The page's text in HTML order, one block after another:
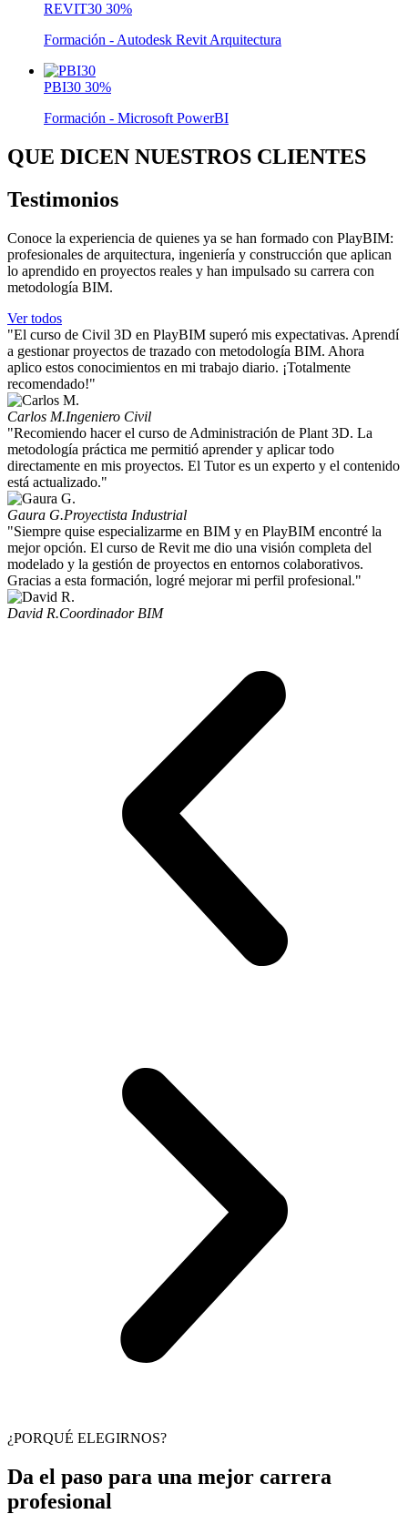
REVIT30 30%
Formación - Autodesk Revit Arquitectura
PBI30 30%
Formación - Microsoft PowerBI
QUE DICEN NUESTROS CLIENTES
Testimonios
Conoce la experiencia de quienes ya se han formado con PlayBIM:
profesionales de arquitectura, ingeniería y construcción que aplican
lo aprendido en proyectos reales y han impulsado su carrera con
metodología BIM.
Ver todos
"El curso de Civil 3D en PlayBIM superó mis expectativas. Aprendí
a gestionar proyectos de trazado con metodología BIM. Ahora
aplico estos conocimientos en mi trabajo diario. ¡Totalmente
recomendado!"
Carlos M.Ingeniero Civil
"Recomiendo hacer el curso de Administración de Plant 3D. La
metodología práctica me permitió aprender y aplicar todo
directamente en mis proyectos. El Tutor es un experto y el contenido
está actualizado."
Gaura G.Proyectista Industrial
"Siempre quise especializarme en BIM y en PlayBIM encontré la
mejor opción. El curso de Revit me dio una visión completa del
modelado y la gestión de proyectos en entornos colaborativos.
Gracias a esta formación, logré mejorar mi perfil profesional."
David R.Coordinador BIM
¿PORQUÉ ELEGIRNOS?
Da el paso para una mejor carrera
profesional